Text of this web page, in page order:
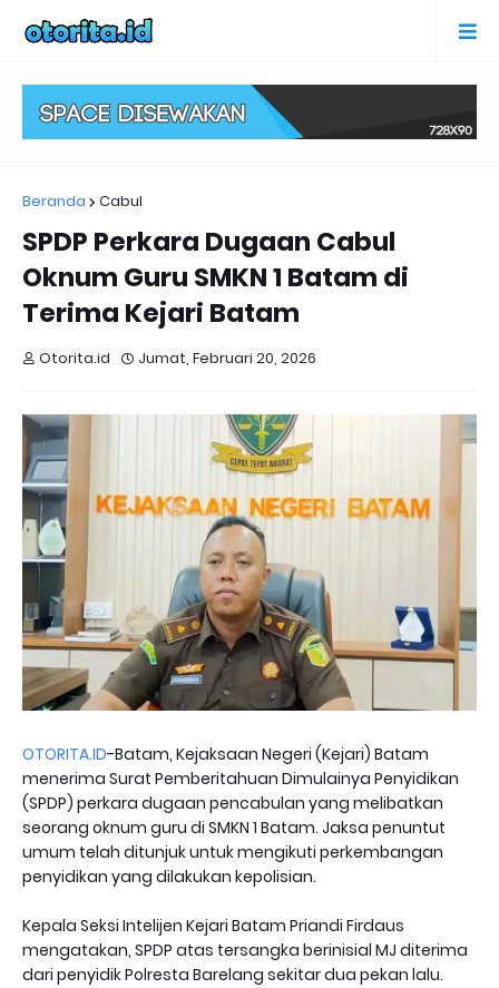
Beranda Cabul
SPDP Perkara Dugaan Cabul
Oknum Guru SMKN 1 Batam di
Terima Kejari Batam
Otorita.id Jumat, Februari 20, 2026
OTORITA.ID-Batam, Kejaksaan Negeri (Kejari) Batam
menerima Surat Pemberitahuan Dimulainya Penyidikan
(SPDP) perkara dugaan pencabulan yang melibatkan
seorang oknum guru di SMKN 1 Batam. Jaksa penuntut
umum telah ditunjuk untuk mengikuti perkembangan
penyidikan yang dilakukan kepolisian.
Kepala Seksi Intelijen Kejari Batam Priandi Firdaus
mengatakan, SPDP atas tersangka berinisial MJ diterima
dari penyidik Polresta Barelang sekitar dua pekan lalu.